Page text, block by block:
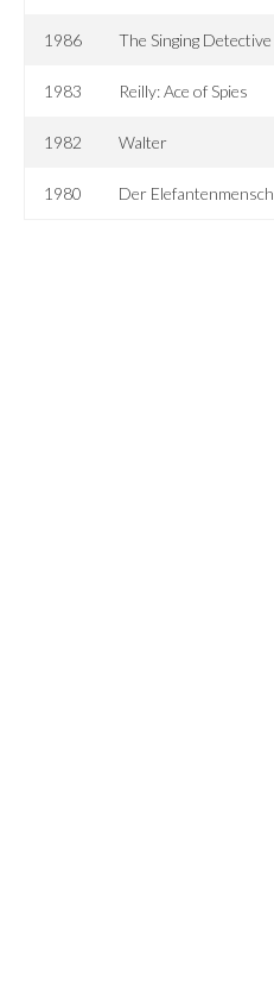
1986 The Singing Detective
1983 Reilly: Ace of Spies
1982 Walter
1980 Der Elefantenmensch